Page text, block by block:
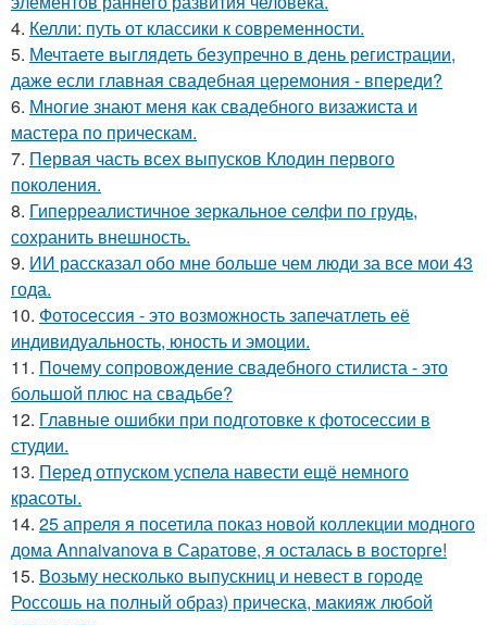
4. Келли: путь от классики к современности.
5. Мечтаете выглядеть безупречно в день регистрации,
даже если главная свадебная церемония - впереди?
6. Многие знают меня как свадебного визажиста и
мастера по прическам.
7. Первая часть всех выпусков Клодин первого
поколения.
8. Гиперреалистичное зеркальное селфи по грудь,
сохранить внешность.
9. ИИ рассказал обо мне больше чем люди за все мои 43
года.
10. Фотосессия - это возможность запечатлеть её
индивидуальность, юность и эмоции.
11. Почему сопровождение свадебного стилиста - это
большой плюс на свадьбе?
12. Главные ошибки при подготовке к фотосессии в
студии.
13. Перед отпуском успела навести ещё немного
красоты.
14. 25 апреля я посетила показ новой коллекции модного
дома Annaivanova в Саратове, я осталась в восторге!
15. Возьму несколько выпускниц и невест в городе
Россошь на полный образ) прическа, макияж любой